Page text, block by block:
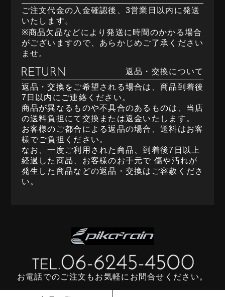
ご注文代金の入金確認後、3営業日以内に発送
いたします。
※商品欠品などにより発送に時間のかかる場合
がございますので、あらかじめご了承ください
ませ。
返品・交換について
返品・交換をご希望される場合は、商品到着後
7日以内にご連絡ください。
商品が異なるものや不具合のあるものは、当店
の送料負担にて交換または返金いたします。
お客様のご都合による返品の場合、送料はお客
様でご負担ください。
なお、一度ご利用された商品、到着後7日以上
経過した商品、お客様のお手元で 傷や汚れが
発生した商品などの返品・交換はご容赦くださ
い。
お電話でのご注文もお気軽にお問合せください。